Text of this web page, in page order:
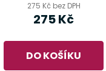
275 Kč bez DPH
275 Kč
DO KOŠÍKU